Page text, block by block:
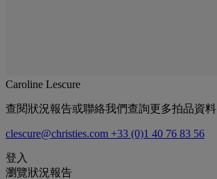
Caroline Lescure
查閱狀況報告或聯絡我們查詢更多拍品資料
clescure@christies.com +33 (0)1 40 76 83 56
登入
瀏覽狀況報告